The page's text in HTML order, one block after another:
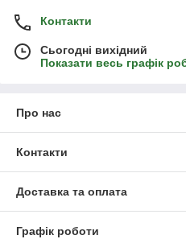
Контакти
Сьогодні вихідний
Показати весь графік
Про нас
Контакти
Доставка та оплата
Графік роботи